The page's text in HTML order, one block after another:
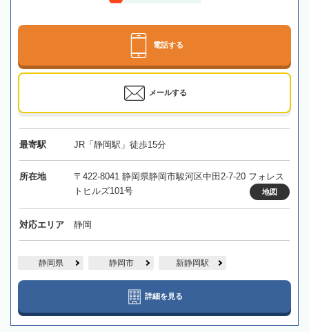
電話する
メールする
最寄駅 JR「静岡駅」徒歩15分
所在地
〒422-8041 静岡県静岡市駿河区中田2-7-20 フォレス
トヒルズ101号
地図
対応エリア 静岡
静岡県 静岡市 新静岡駅
詳細を見る